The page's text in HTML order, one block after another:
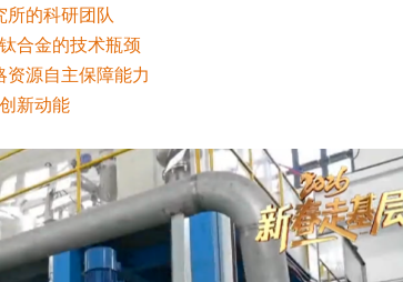
所的科研团队
合金的技术瓶颈
资源自主保障能力
新动能